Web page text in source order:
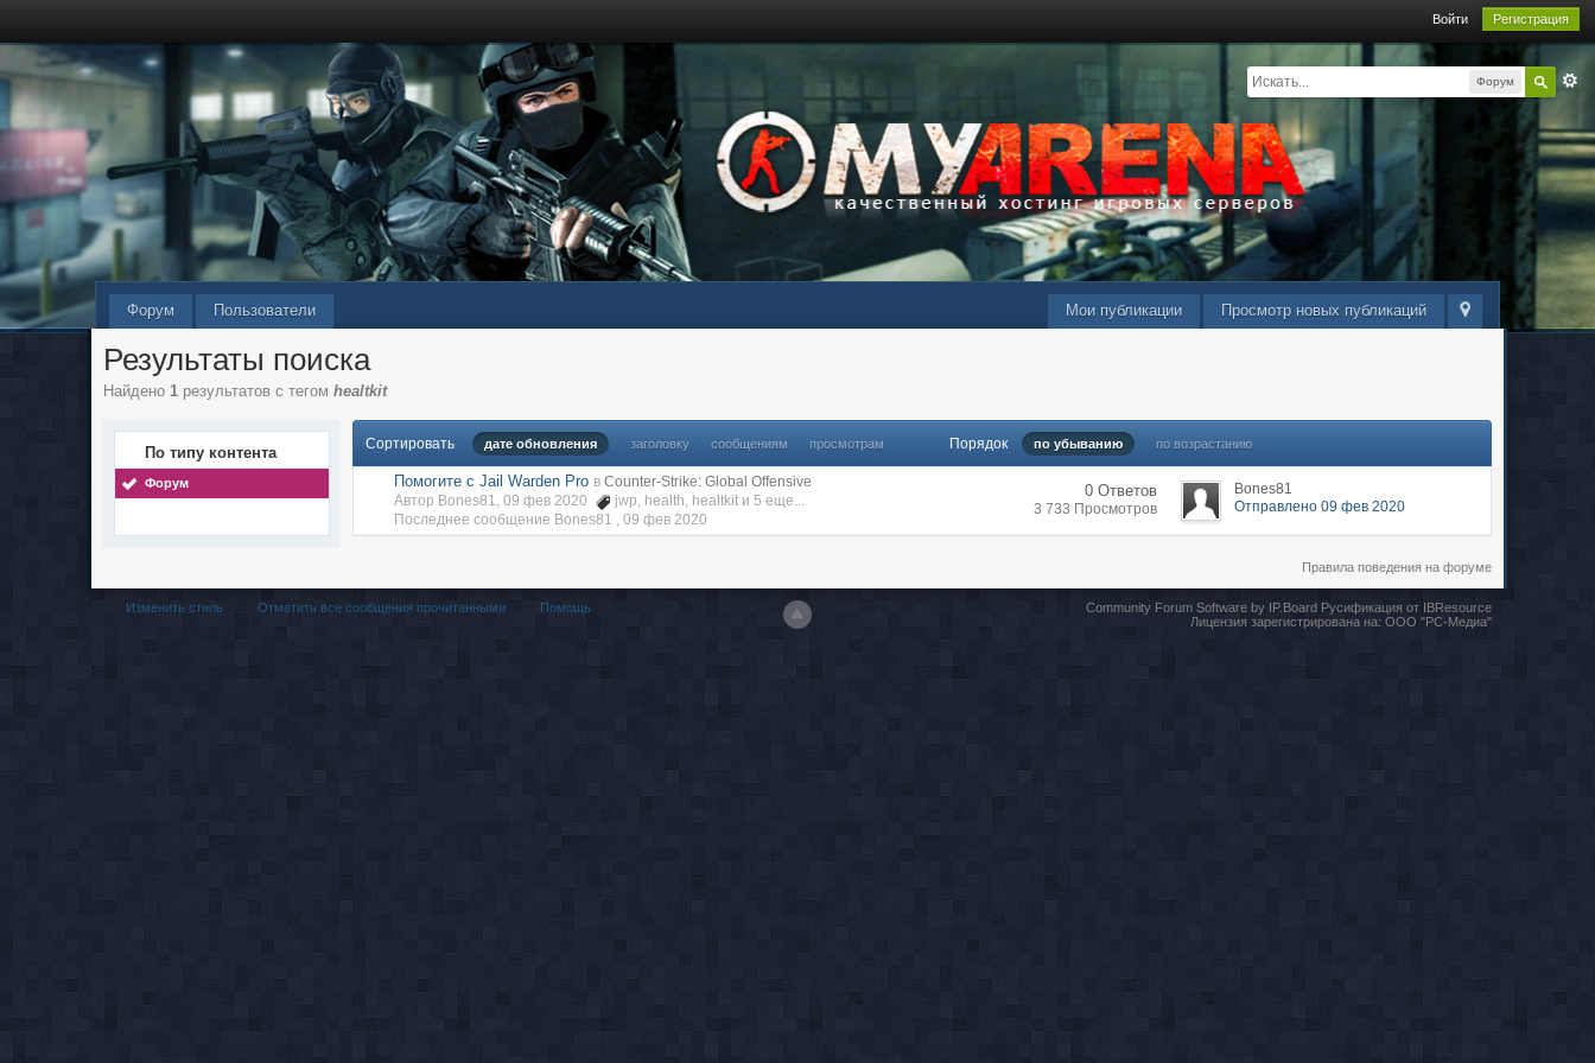
Войти Регистрация
Форум
Просмотр новых публикаций
Мои публикации
Форум Пользователи
Результаты поиска
Найдено 1 результатов с тегомhealtkit
По типу контента
Форум
Сортировать дате обновления заголовку сообщениям просмотрам Порядок по убыванию по возрастанию
Помогите с Jail Warden Pro в Counter-Strike: Global Offensive
Автор Bones81, 09 фев 2020
jwp, health, healtkit и 5 еще...
Последнее сообщение Bones81 ,09 фев 2020
0 Ответов
3 733 Просмотров
Bones81
Отправлено 09 фев 2020
Правила поведения на форуме
Изменить стиль Отметить все сообщения прочитанными Помощь Community Forum Software by IP.BoardРусификация от IBResource
Лицензия зарегистрирована на: ООО "РС-Медиа"